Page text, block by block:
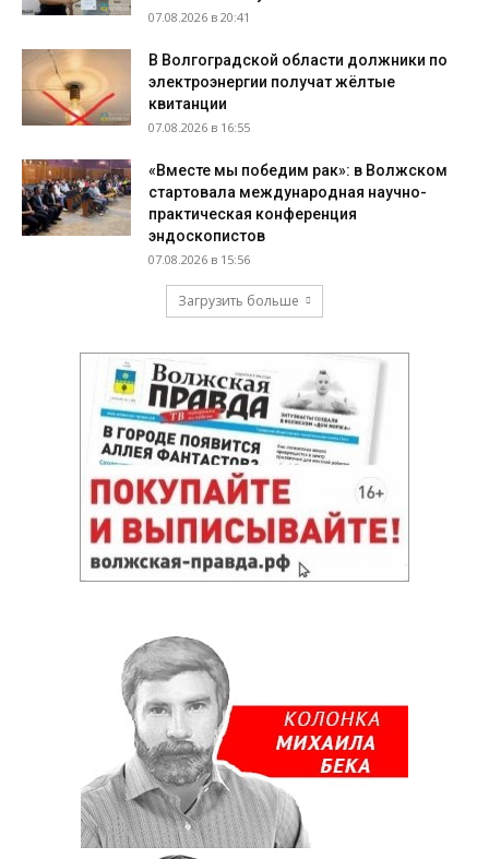
07.08.2026 в 20:41
В Волгоградской области должники по
электроэнергии получат жёлтые
квитанции
07.08.2026 в 16:55
«Вместе мы победим рак»: в Волжском
стартовала международная научно-
практическая конференция
эндоскопистов
07.08.2026 в 15:56
Загрузить больше